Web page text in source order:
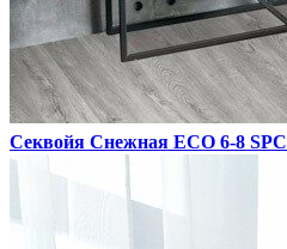
Секвойя Снежная ЕСО 6-8 SPC